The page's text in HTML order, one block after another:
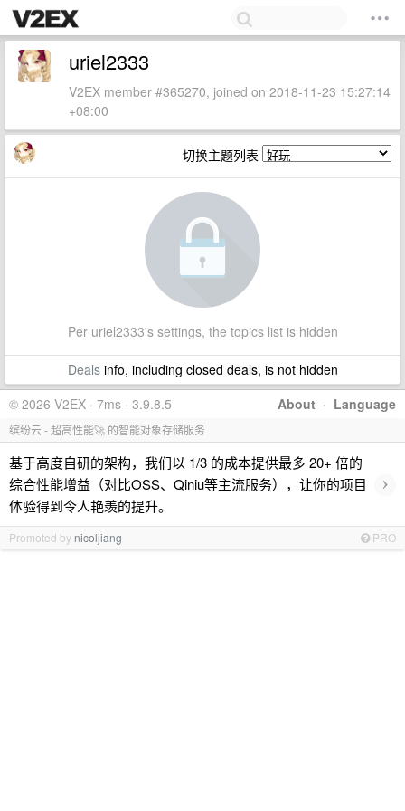
uriel2333
V2EX member #365270, joined on 2018-11-23 15:27:14
+08:00
切换主题列表
Per uriel2333's settings, the topics list is hidden
Dealsinfo, including closed deals, is not hidden
About · Language
© 2026 V2EX · 7ms · 3.9.8.5
缤纷云 - 超高性能🚀 的智能对象存储服务
基于高度自研的架构，我们以 1/3 的成本提供最多 20+ 倍的
综合性能增益（对比OSS、Qiniu等主流服务），让你的项目
体验得到令人艳羡的提升。
›
Promoted by nicoljiang PRO